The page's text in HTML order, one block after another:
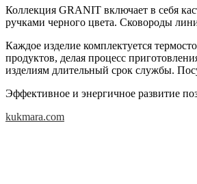
Коллекция GRANIT включает в себя
ручками черного цвета. Сковороды
Каждое изделие комплектуется
продуктов, делая процесс
изделиям длительный срок службы.
Эффективное и энергичное развитие
kukmara.com